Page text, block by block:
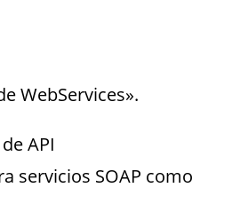
WebServices».
API
servicios SOAP como